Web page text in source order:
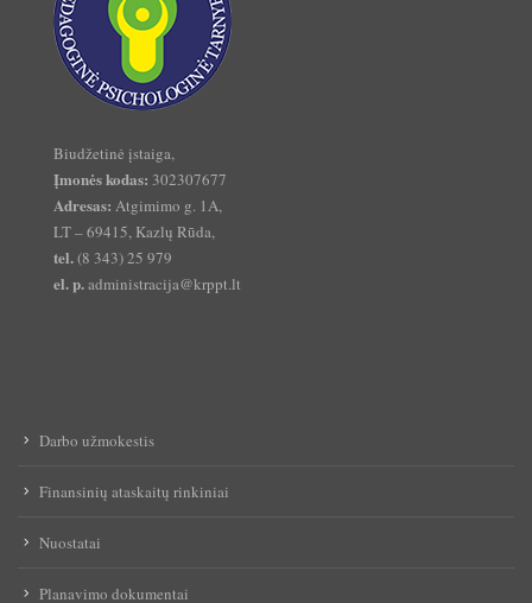
Biudžetinė įstaiga,
Įmonės kodas: 302307677
Adresas: Atgimimo g. 1A,
LT – 69415, Kazlų Rūda,
tel.(8 343) 25 979
el. p.administracija@krppt.lt
Darbo užmokestis
Finansinių ataskaitų rinkiniai
Nuostatai
Planavimo dokumentai